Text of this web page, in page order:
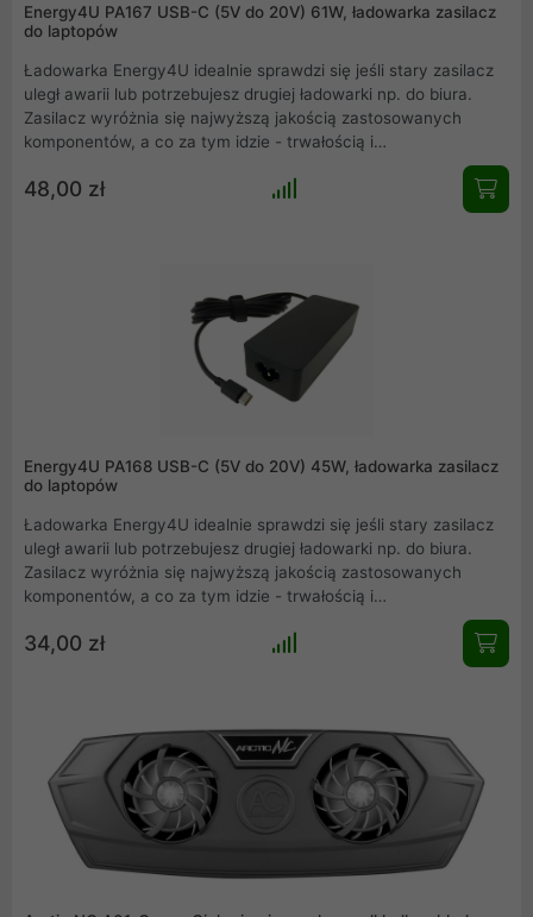
Energy4U PA167 USB-C (5V do 20V) 61W, ładowarka zasilacz
do laptopów
Ładowarka Energy4U idealnie sprawdzi się jeśli stary zasilacz
uległ awarii lub potrzebujesz drugiej ładowarki np. do biura.
Zasilacz wyróżnia się najwyższą jakością zastosowanych
komponentów, a co za tym idzie - trwałością i
bezpieczeństwem pracy. Zasilacz do notebooka / laptopa z
gniazdem ładowania typu USB-C. Idealnie dopasowany
zasilacz sprawnie naładuje Twoje urządzenie w domu, w biurze
48,00 zł
Energy4U PA168 USB-C (5V do 20V) 45W, ładowarka zasilacz
do laptopów
Ładowarka Energy4U idealnie sprawdzi się jeśli stary zasilacz
uległ awarii lub potrzebujesz drugiej ładowarki np. do biura.
Zasilacz wyróżnia się najwyższą jakością zastosowanych
komponentów, a co za tym idzie - trwałością i
bezpieczeństwem pracy. Zasilacz do notebooka / laptopa z
gniazdem ładowania typu USB-C. Idealnie dopasowany
zasilacz sprawnie naładuje Twoje urządzenie w domu, w biurze
34,00 zł